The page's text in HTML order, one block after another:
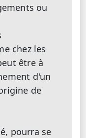
ou
chez les
être à
d'un
de
pourra se